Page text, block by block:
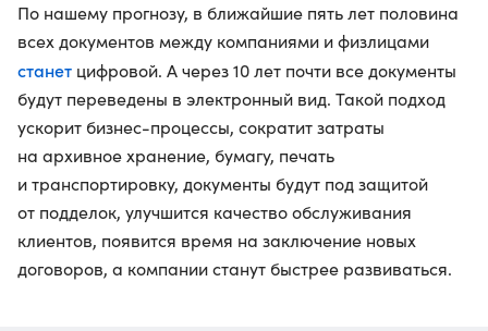
По нашему прогнозу, в ближайшие пять лет половина
всех документов между компаниями и физлицами
станет цифровой. А через 10 лет почти все документы
будут переведены в электронный вид. Такой подход
ускорит бизнес-процессы, сократит затраты
на архивное хранение, бумагу, печать
и транспортировку, документы будут под защитой
от подделок, улучшится качество обслуживания
клиентов, появится время на заключение новых
договоров, а компании станут быстрее развиваться.